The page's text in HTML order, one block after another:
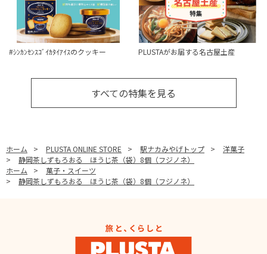
#ｼﾝｶﾝｾﾝｽｺﾞｲｶﾀｲｱｲｽのクッキー PLUSTAがお届する名古屋土産
すべての特集を見る
ホーム > PLUSTA ONLINE STORE > 駅ナカみやげトップ >
洋菓子
>
静岡茶しずもろおる ほうじ茶（袋）8個（フジノネ）
ホーム
>
菓子・スイーツ
>
静岡茶しずもろおる ほうじ茶（袋）8個（フジノネ）